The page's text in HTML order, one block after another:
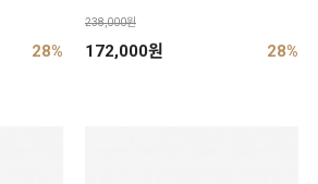
28%
238,000원
172,000원 28%